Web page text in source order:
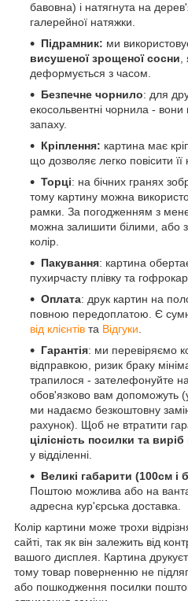
бавовна) і натягнута на
галерейної натяжки.
Підрамник: ми
висушеної зрощеної сосни,
деформується з часом.
Безпечне чорнило: для
екосольвентні чорнила - вони
запаху.
Кріплення: картина має
що дозволяє легко повісити її
Торці: на бічних гранях
тому картину можна
рамки. За погодженням з
можна залишити білими, або
колір.
Пакування: картина
пухирчасту плівку та
Оплата: друк картин на
повною передоплатою. Є
від клієнтів та Відгуки.
Гарантія: ми перевіряємо
відправкою, ризик браку
трапилося - зателефонуйте
обов'язково вам допоможуть
ми надаємо безкоштовну
рахунок). Щоб не втратити
цілісність посилки та
у відділенні.
Великі габарити (100см і
Поштою можлива або на
адресна кур'єрська доставка.
Колір картини може трохи
сайті, так як він залежить від
вашого дисплея. Картина
тому товар поверненню не
або пошкодження посилки